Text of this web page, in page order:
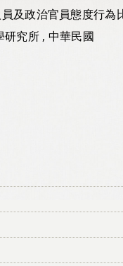
及政治官員態度行為
究所 , 中華民國